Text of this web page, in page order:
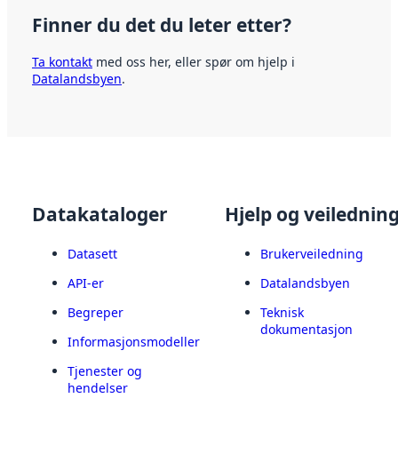
Finner du det du leter etter?
Ta kontakt med oss her, eller spør om hjelp i
Datalandsbyen.
Datakataloger
Datasett
API-er
Begreper
Informasjonsmodeller
Tjenester og
hendelser
Hjelp og
Brukerveiledning
Datalandsbyen
Teknisk
dokumentasjon